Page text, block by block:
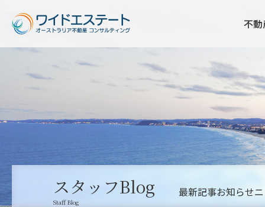
不
スタッフBlog
Staff Blog
最新記事お知らせ